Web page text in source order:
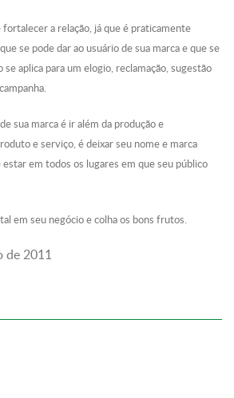
a relação, já que é praticamente
se pode dar ao usuário de sua marca e que se
aplica para um elogio, reclamação, sugestão
sua marca é ir além da produção e
e serviço, é deixar seu nome e marca
em todos os lugares em que seu público
em seu negócio e colha os bons frutos.
de 2011